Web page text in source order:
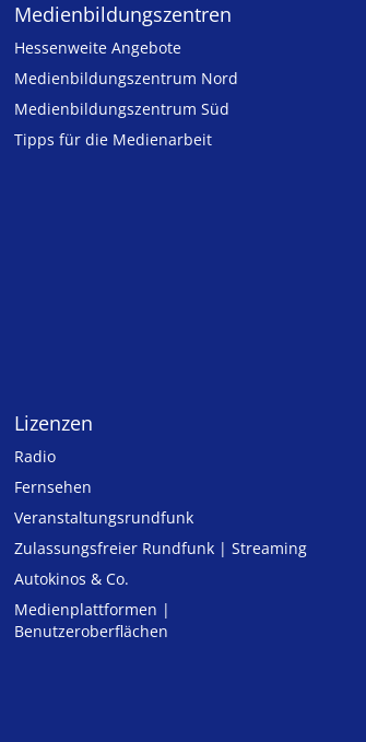
Medien­bildungs­zentren
Hessenweite Angebote
Medienbildungszentrum Nord
Medienbildungszentrum Süd
Tipps für die Medienarbeit
Lizenzen
Radio
Fernsehen
Veranstaltungsrundfunk
Zulassungs­freier Rund­funk | Streaming
Autokinos & Co.
Medienplattformen |
Benutzeroberflächen